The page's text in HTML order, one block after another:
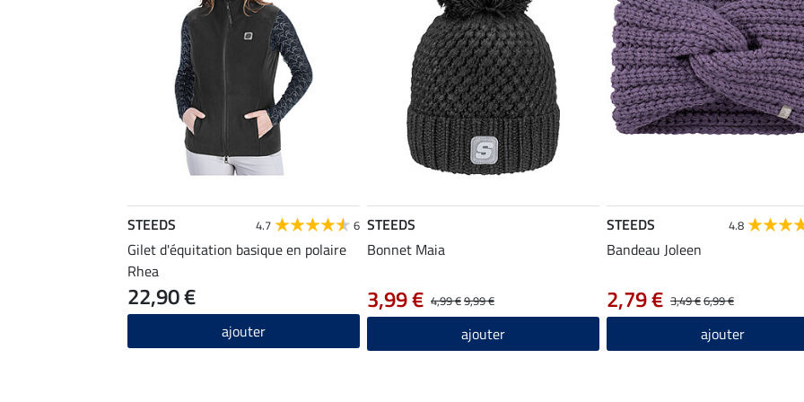
STEEDS 4.7 6
Gilet d'équitation basique en polaire
Rhea
22,90 €
ajouter
STEEDS
Bonnet Maia
4,99 €9,99 €
3,99 €
ajouter
STEEDS 4.8
Bandeau Joleen
3,49 €6,99 €
2,79 €
ajouter